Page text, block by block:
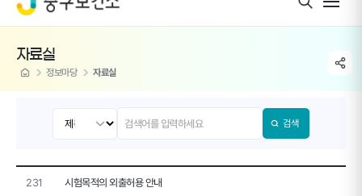
자료실
home 정보마당 자료실
share
검색
231
시험목적의 외출허용 안내